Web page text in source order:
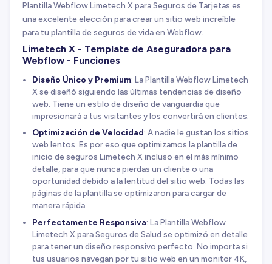
Plantilla Webflow Limetech X para Seguros de Tarjetas es
una excelente elección para crear un sitio web increíble
para tu plantilla de seguros de vida en Webflow.
Limetech X - Template de Aseguradora para
Webflow - Funciones
Diseño Único y Premium: La Plantilla Webflow Limetech
X se diseñó siguiendo las últimas tendencias de diseño
web. Tiene un estilo de diseño de vanguardia que
impresionará a tus visitantes y los convertirá en clientes.
Optimización de Velocidad: A nadie le gustan los sitios
web lentos. Es por eso que optimizamos la plantilla de
inicio de seguros Limetech X incluso en el más mínimo
detalle, para que nunca pierdas un cliente o una
oportunidad debido a la lentitud del sitio web. Todas las
páginas de la plantilla se optimizaron para cargar de
manera rápida.
Perfectamente Responsiva: La Plantilla Webflow
Limetech X para Seguros de Salud se optimizó en detalle
para tener un diseño responsivo perfecto. No importa si
tus usuarios navegan por tu sitio web en un monitor 4K,